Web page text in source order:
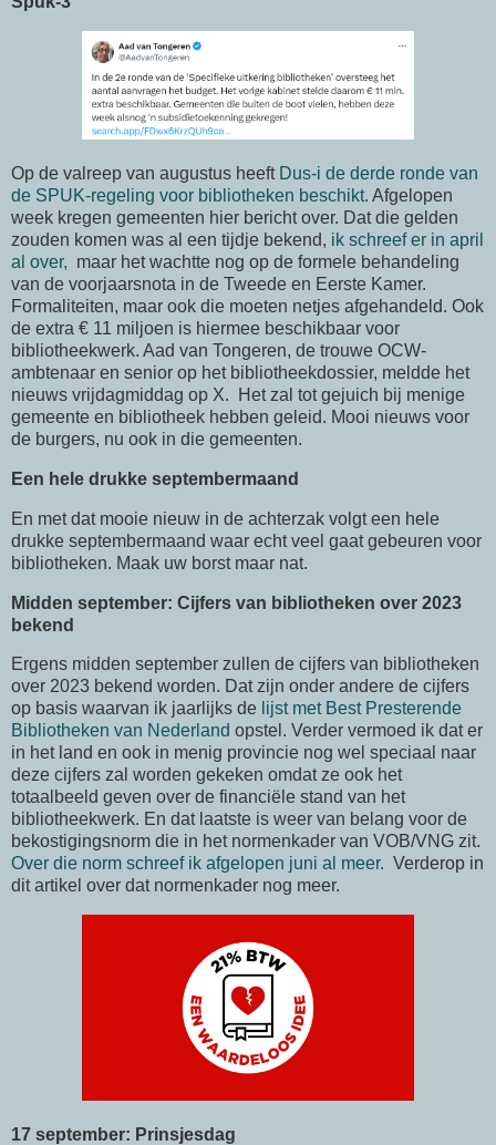
Op de valreep van augustus heeft Dus-i de derde ronde van
de SPUK-regeling voor bibliotheken beschikt. Afgelopen
week kregen gemeenten hier bericht over. Dat die gelden
zouden komen was al een tijdje bekend, ik schreef er in april
al over, maar het wachtte nog op de formele behandeling
van de voorjaarsnota in de Tweede en Eerste Kamer.
Formaliteiten, maar ook die moeten netjes afgehandeld. Ook
de extra € 11 miljoen is hiermee beschikbaar voor
bibliotheekwerk. Aad van Tongeren, de trouwe OCW-
ambtenaar en senior op het bibliotheekdossier, meldde het
nieuws vrijdagmiddag op X. Het zal tot gejuich bij menige
gemeente en bibliotheek hebben geleid. Mooi nieuws voor
de burgers, nu ook in die gemeenten.
Een hele drukke septembermaand
En met dat mooie nieuw in de achterzak volgt een hele
drukke septembermaand waar echt veel gaat gebeuren voor
bibliotheken. Maak uw borst maar nat.
Midden september: Cijfers van bibliotheken over 2023
bekend
Ergens midden september zullen de cijfers van bibliotheken
over 2023 bekend worden. Dat zijn onder andere de cijfers
op basis waarvan ik jaarlijks de lijst met Best Presterende
Bibliotheken van Nederland opstel. Verder vermoed ik dat er
in het land en ook in menig provincie nog wel speciaal naar
deze cijfers zal worden gekeken omdat ze ook het
totaalbeeld geven over de financiële stand van het
bibliotheekwerk. En dat laatste is weer van belang voor de
bekostigingsnorm die in het normenkader van VOB/VNG zit.
Over die norm schreef ik afgelopen juni al meer. Verderop in
dit artikel over dat normenkader nog meer.
17 september: Prinsjesdag